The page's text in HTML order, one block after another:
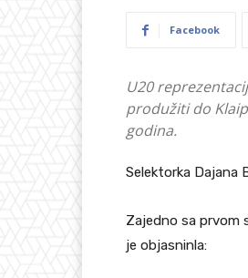
Facebook
U20
produžiti do
godina.
Selektorka Dajana
Zajedno sa prvom
je objasninla: